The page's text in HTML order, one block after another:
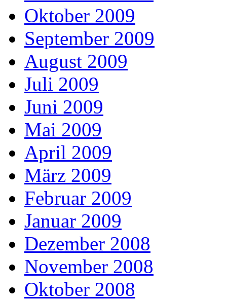
Oktober 2009
September 2009
August 2009
Juli 2009
Juni 2009
Mai 2009
April 2009
März 2009
Februar 2009
Januar 2009
Dezember 2008
November 2008
Oktober 2008